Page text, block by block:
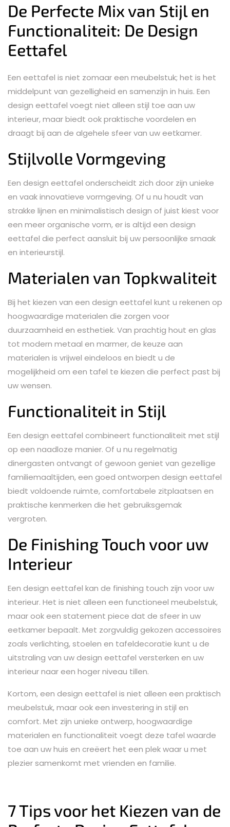
De Perfecte Mix van Stijl en
Functionaliteit: De Design
Eettafel
Een eettafel is niet zomaar een meubelstuk; het is het
middelpunt van gezelligheid en samenzijn in huis. Een
design eettafel voegt niet alleen stijl toe aan uw
interieur, maar biedt ook praktische voordelen en
draagt bij aan de algehele sfeer van uw eetkamer.
Stijlvolle Vormgeving
Een design eettafel onderscheidt zich door zijn unieke
en vaak innovatieve vormgeving. Of u nu houdt van
strakke lijnen en minimalistisch design of juist kiest voor
een meer organische vorm, er is altijd een design
eettafel die perfect aansluit bij uw persoonlijke smaak
en interieurstijl.
Materialen van Topkwaliteit
Bij het kiezen van een design eettafel kunt u rekenen op
hoogwaardige materialen die zorgen voor
duurzaamheid en esthetiek. Van prachtig hout en glas
tot modern metaal en marmer, de keuze aan
materialen is vrijwel eindeloos en biedt u de
mogelijkheid om een tafel te kiezen die perfect past bij
uw wensen.
Functionaliteit in Stijl
Een design eettafel combineert functionaliteit met stijl
op een naadloze manier. Of u nu regelmatig
dinergasten ontvangt of gewoon geniet van gezellige
familiemaaltijden, een goed ontworpen design eettafel
biedt voldoende ruimte, comfortabele zitplaatsen en
praktische kenmerken die het gebruiksgemak
vergroten.
De Finishing Touch voor uw
Interieur
Een design eettafel kan de finishing touch zijn voor uw
interieur. Het is niet alleen een functioneel meubelstuk,
maar ook een statement piece dat de sfeer in uw
eetkamer bepaalt. Met zorgvuldig gekozen accessoires
zoals verlichting, stoelen en tafeldecoratie kunt u de
uitstraling van uw design eettafel versterken en uw
interieur naar een hoger niveau tillen.
Kortom, een design eettafel is niet alleen een praktisch
meubelstuk, maar ook een investering in stijl en
comfort. Met zijn unieke ontwerp, hoogwaardige
materialen en functionaliteit voegt deze tafel waarde
toe aan uw huis en creëert het een plek waar u met
plezier samenkomt met vrienden en familie.
7 Tips voor het Kiezen van de